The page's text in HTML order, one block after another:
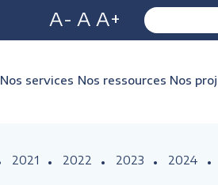
A- A A+
Nos services Nos ressources Nos
2021 2022 2023 2024